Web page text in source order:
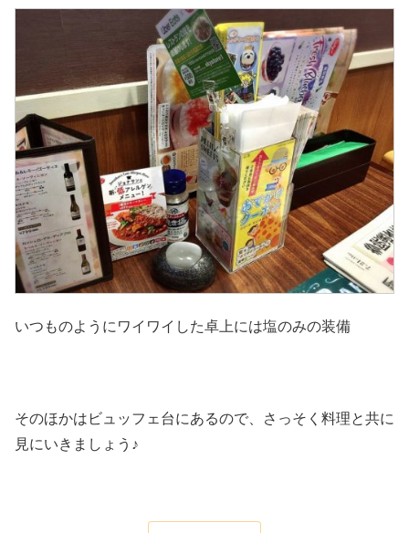
いつものようにワイワイした卓上には塩のみの装備
そのほかはビュッフェ台にあるので、さっそく料理と共に
見にいきましょう♪